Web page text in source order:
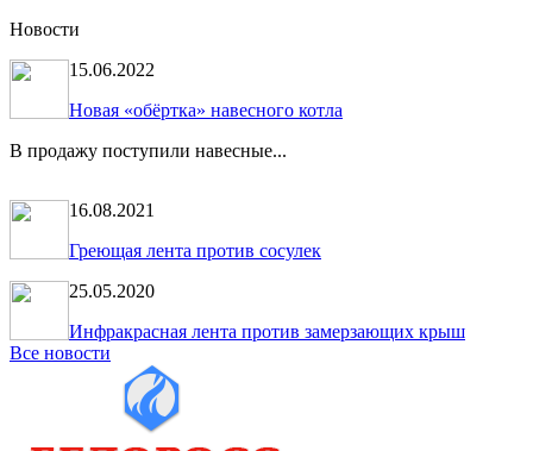
Новости
15.06.2022
Новая «обёртка» навесного котла
В продажу поступили навесные...
16.08.2021
Греющая лента против сосулек
25.05.2020
Инфракрасная лента против замерзающих крыш
Все новости